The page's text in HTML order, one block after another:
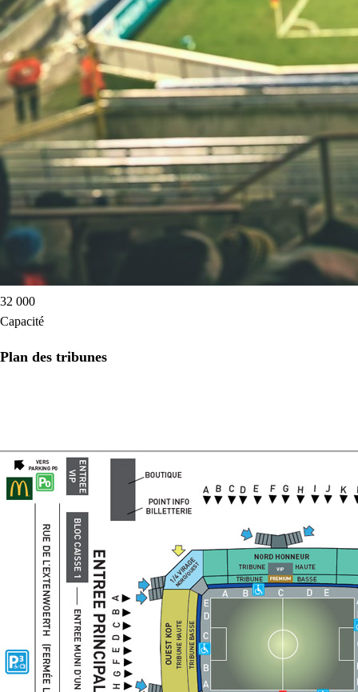
32 000
Capacité
Plan des tribunes